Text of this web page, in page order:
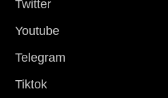
Twitter
Youtube
Telegram
Tiktok